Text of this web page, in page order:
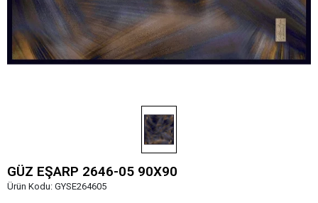
GÜZ EŞARP 2646-05 90X90
Ürün Kodu: GYSE264605